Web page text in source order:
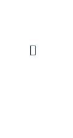
inhoud